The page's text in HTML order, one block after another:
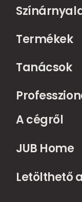
Termékek
Tanácsok
A cégről
JUB Home
Letölthető